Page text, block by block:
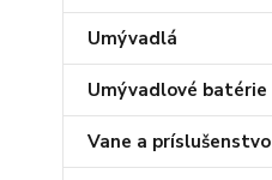
Umývadlá
Umývadlové batérie
Vane a príslušenstvo